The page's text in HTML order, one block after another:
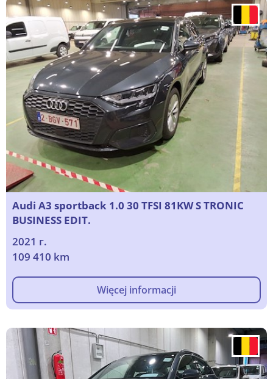
Audi A3 sportback 1.0 30 TFSI 81KW S TRONIC
BUSINESS EDIT.
2021 г.
109 410 km
Więcej informacji